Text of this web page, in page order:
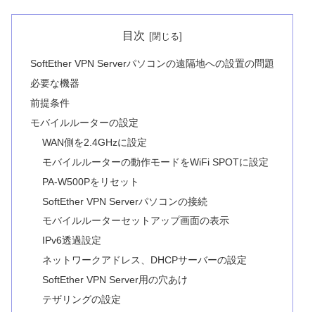
目次
SoftEther VPN Serverパソコンの遠隔地への設置の問題
必要な機器
前提条件
モバイルルーターの設定
WAN側を2.4GHzに設定
モバイルルーターの動作モードをWiFi SPOTに設定
PA-W500Pをリセット
SoftEther VPN Serverパソコンの接続
モバイルルーターセットアップ画面の表示
IPv6透過設定
ネットワークアドレス、DHCPサーバーの設定
SoftEther VPN Server用の穴あけ
テザリングの設定